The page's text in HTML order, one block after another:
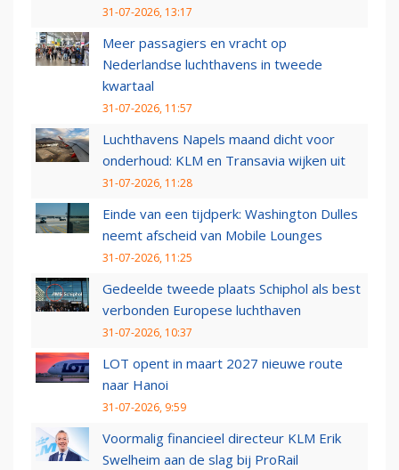
31-07-2026, 13:17
Meer passagiers en vracht op
Nederlandse luchthavens in tweede
kwartaal
31-07-2026, 11:57
Luchthavens Napels maand dicht voor
onderhoud: KLM en Transavia wijken uit
31-07-2026, 11:28
Einde van een tijdperk: Washington Dulles
neemt afscheid van Mobile Lounges
31-07-2026, 11:25
Gedeelde tweede plaats Schiphol als best
verbonden Europese luchthaven
31-07-2026, 10:37
LOT opent in maart 2027 nieuwe route
naar Hanoi
31-07-2026, 9:59
Voormalig financieel directeur KLM Erik
Swelheim aan de slag bij ProRail